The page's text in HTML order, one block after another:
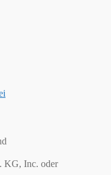
KG, Inc. oder